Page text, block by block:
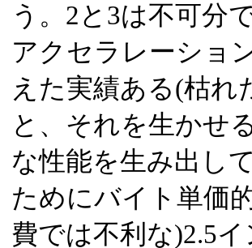
う。2と3は不可分
アクセラレーショ
えた実績ある(枯
と、それを生かせ
な性能を生み出し
ためにバイト単価
費では不利な)2.5